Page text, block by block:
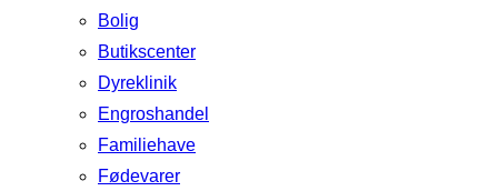
Bolig
Butikscenter
Dyreklinik
Engroshandel
Familiehave
Fødevarer